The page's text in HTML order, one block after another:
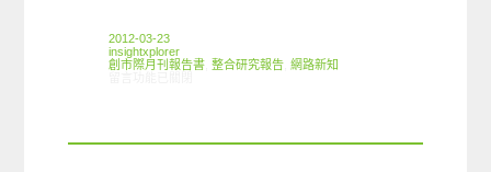
2012-03-23
insightxplorer
創市際月刊報告書 ,整合研究報告 ,網路新知